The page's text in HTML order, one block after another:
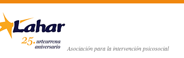
Asociación para la intervención psicosocial